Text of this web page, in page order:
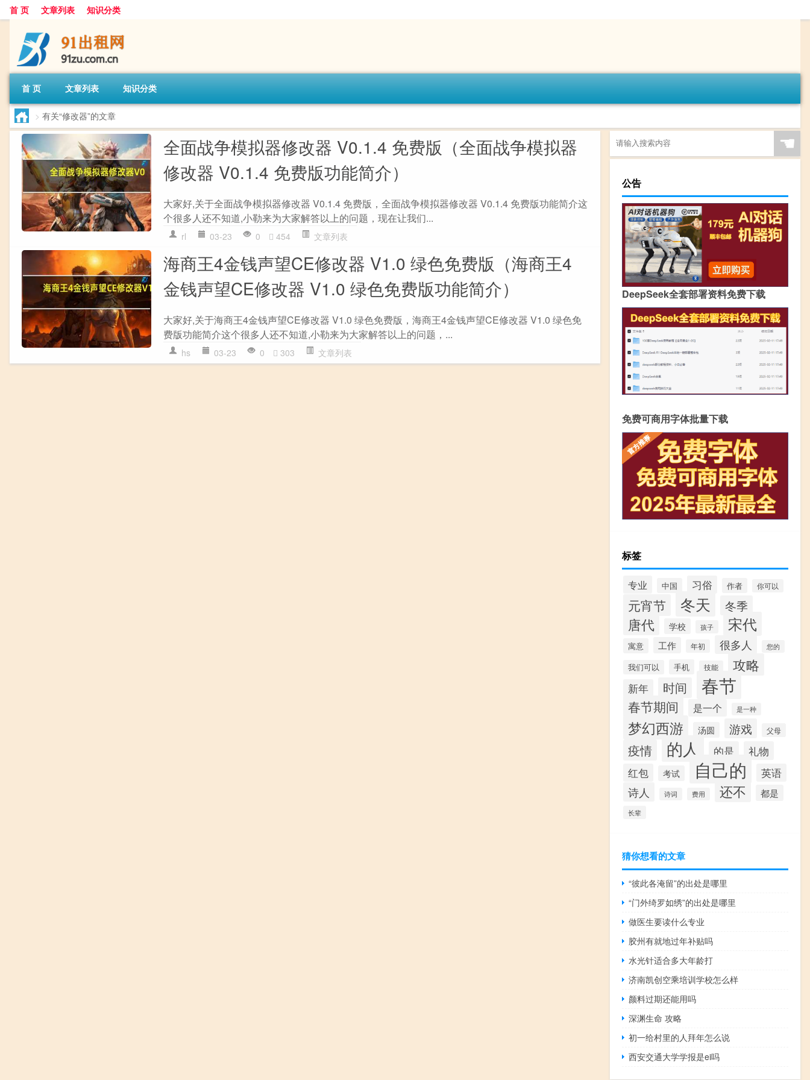
首 页 文章列表 知识分类
首 页 文章列表 知识分类
> 有关“修改器”的文章
全面战争模拟器修改器 V0.1.4 免费版（全面战争模拟器
修改器 V0.1.4 免费版功能简介）
大家好,关于全面战争模拟器修改器 V0.1.4 免费版，全面战争模拟器修改器 V0.1.4 免费版功能简介这
个很多人还不知道,小勒来为大家解答以上的问题，现在让我们...
rl 03-23 0 454 文章列表
海商王4金钱声望CE修改器 V1.0 绿色免费版（海商王4
金钱声望CE修改器 V1.0 绿色免费版功能简介）
大家好,关于海商王4金钱声望CE修改器 V1.0 绿色免费版，海商王4金钱声望CE修改器 V1.0 绿色免
费版功能简介这个很多人还不知道,小勒来为大家解答以上的问题，...
hs 03-23 0 303 文章列表
☚
公告
DeepSeek全套部署资料免费下载
免费可商用字体批量下载
标签
专业 中国 习俗 作者 你可以
元宵节 冬天 冬季
唐代 学校 孩子 宋代
寓意 工作 年初 很多人 您的
我们可以 手机 技能 攻略
新年 时间 春节
春节期间 是一个 是一种
梦幻西游 汤圆 游戏 父母
疫情 的人 的是 礼物
红包 考试 自己的 英语
诗人 诗词 费用 还不 都是
长辈
猜你想看的文章
“彼此各淹留”的出处是哪里
“门外绮罗如绣”的出处是哪里
做医生要读什么专业
胶州有就地过年补贴吗
水光针适合多大年龄打
济南凯创空乘培训学校怎么样
颜料过期还能用吗
深渊生命 攻略
初一给村里的人拜年怎么说
西安交通大学学报是ei吗